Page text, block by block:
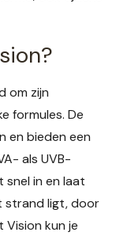
om zijn
formules. De
en bieden een
als UVB-
in en laat
strand ligt, door
kun je